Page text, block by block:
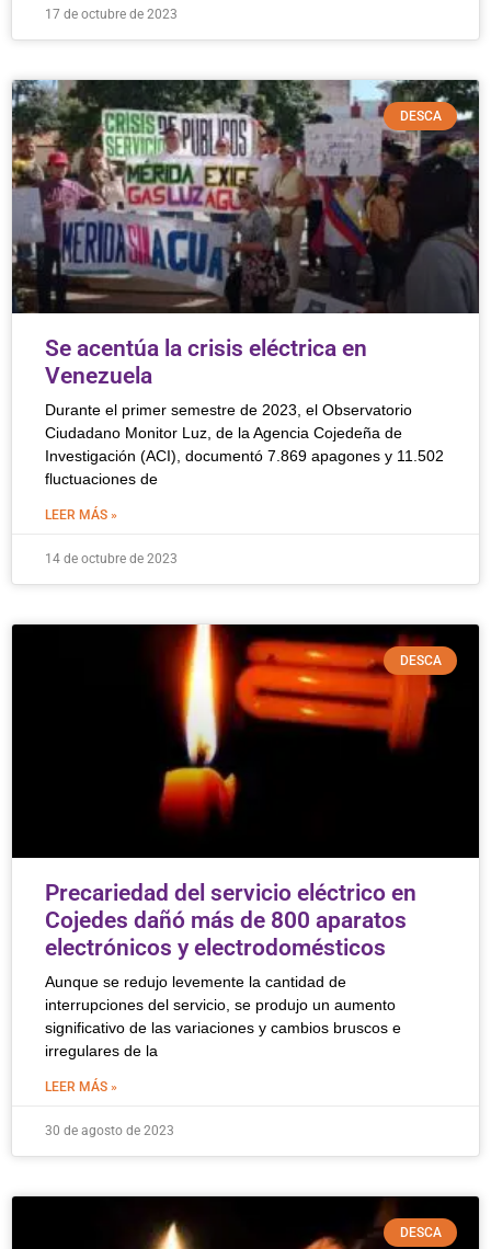
17 de octubre de 2023
DESCA
Se acentúa la crisis eléctrica en
Venezuela
Durante el primer semestre de 2023, el Observatorio
Ciudadano Monitor Luz, de la Agencia Cojedeña de
Investigación (ACI), documentó 7.869 apagones y 11.502
fluctuaciones de
LEER MÁS »
14 de octubre de 2023
DESCA
Precariedad del servicio eléctrico en
Cojedes dañó más de 800 aparatos
electrónicos y electrodomésticos
Aunque se redujo levemente la cantidad de
interrupciones del servicio, se produjo un aumento
significativo de las variaciones y cambios bruscos e
irregulares de la
LEER MÁS »
30 de agosto de 2023
DESCA